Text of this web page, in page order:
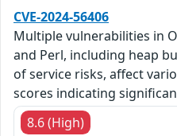
CVE-2024-56406
Multiple vulnerabilities in
and Perl, including heap
of service risks, affect
scores indicating
8.6 (High)